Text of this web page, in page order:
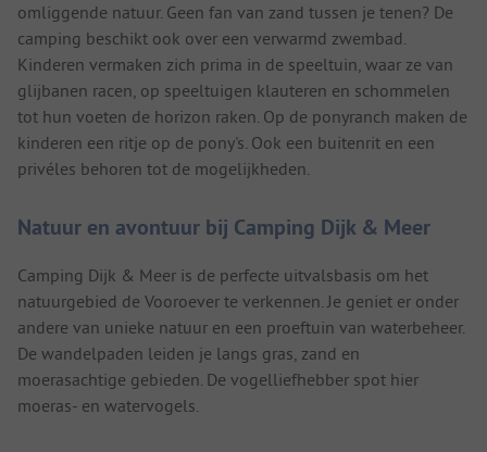
omliggende natuur. Geen fan van zand tussen je tenen? De
camping beschikt ook over een verwarmd zwembad.
Kinderen vermaken zich prima in de speeltuin, waar ze van
glijbanen racen, op speeltuigen klauteren en schommelen
tot hun voeten de horizon raken. Op de ponyranch maken de
kinderen een ritje op de pony's. Ook een buitenrit en een
privéles behoren tot de mogelijkheden.
Natuur en avontuur bij Camping Dijk & Meer
Camping Dijk & Meer is de perfecte uitvalsbasis om het
natuurgebied de Vooroever te verkennen. Je geniet er onder
andere van unieke natuur en een proeftuin van waterbeheer.
De wandelpaden leiden je langs gras, zand en
moerasachtige gebieden. De vogelliefhebber spot hier
moeras- en watervogels.